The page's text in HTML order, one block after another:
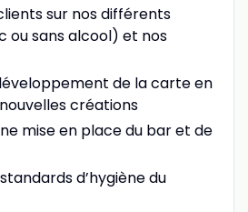
sur nos différents
ou sans alcool) et nos
de la carte en
créations
mise en place du bar et de
d’hygiène du